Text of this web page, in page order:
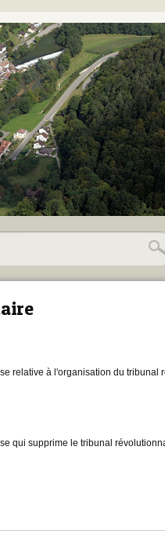
relative à l'organisation du tribunal
qui supprime le tribunal